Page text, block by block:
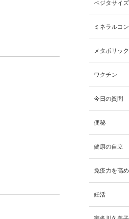
ベジタサイ
ミネラルコ
メタボリッ
ワクチン
今日の質問
便秘
健康の自立
免疫力を高
妊活